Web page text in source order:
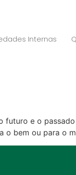
Internas
e o
bem ou para o